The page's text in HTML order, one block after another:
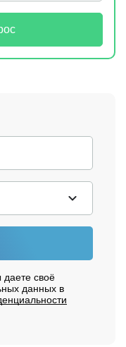
своё
данных в